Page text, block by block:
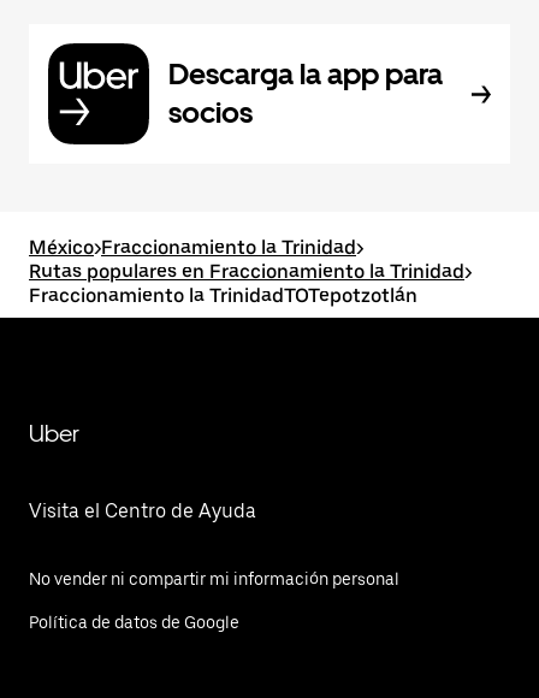
Descarga la app para
socios
México>Fraccionamiento la Trinidad>
Rutas populares en Fraccionamiento la Trinidad>
Fraccionamiento la TrinidadTOTepotzotlán
Uber
Visita el Centro de Ayuda
No vender ni compartir mi información personal
Política de datos de Google